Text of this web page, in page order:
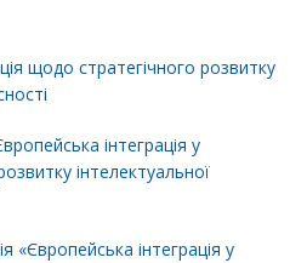
щодо стратегічного розвитку
інтеграція у
інтелектуальної
«Європейська інтеграція у